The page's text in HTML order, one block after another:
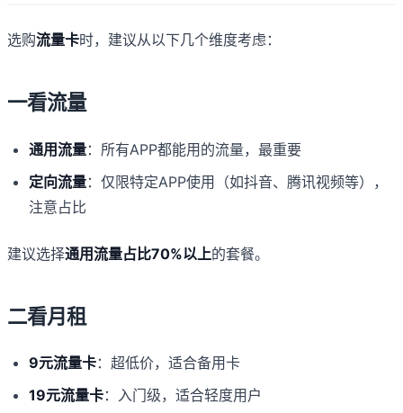
选购流量卡时，建议从以下几个维度考虑：
一看流量
通用流量：所有APP都能用的流量，最重要
定向流量：仅限特定APP使用（如抖音、腾讯视频等），
注意占比
建议选择通用流量占比70%以上的套餐。
二看月租
9元流量卡：超低价，适合备用卡
19元流量卡：入门级，适合轻度用户